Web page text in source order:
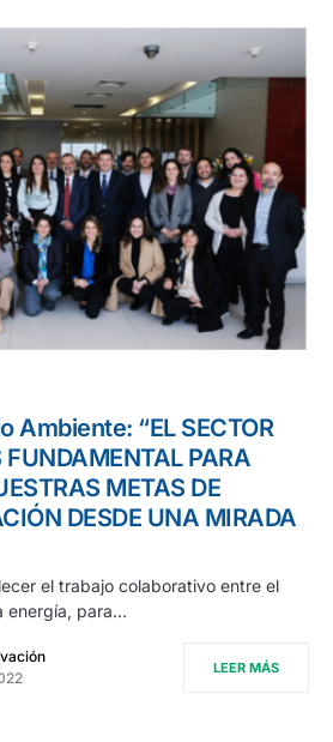
Ambiente: “EL SECTOR
FUNDAMENTAL PARA
METAS DE
DESDE UNA MIRADA
el trabajo colaborativo entre el
energía, para…
LEER MÁS